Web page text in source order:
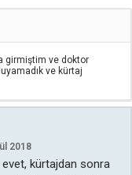
girmiştim ve doktor
ve kürtaj
2018
kürtajdan sonra